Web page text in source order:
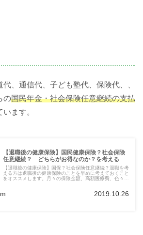
、通信代、子ども塾代、保険代、、
の国民年金・社会保険任意継続の支払
ます。
【退職後の健康保険】国民健康保険？社会保険
任意継続？ どちらがお得なのか？を考える
【退職後の健康保険】国保？社会保険任意継続？退職を考
える方は退職後の健康保険のことを早めに考えておくこと
をオススメします。月々の保険金額、高額医療費、色々な
2019.10.26